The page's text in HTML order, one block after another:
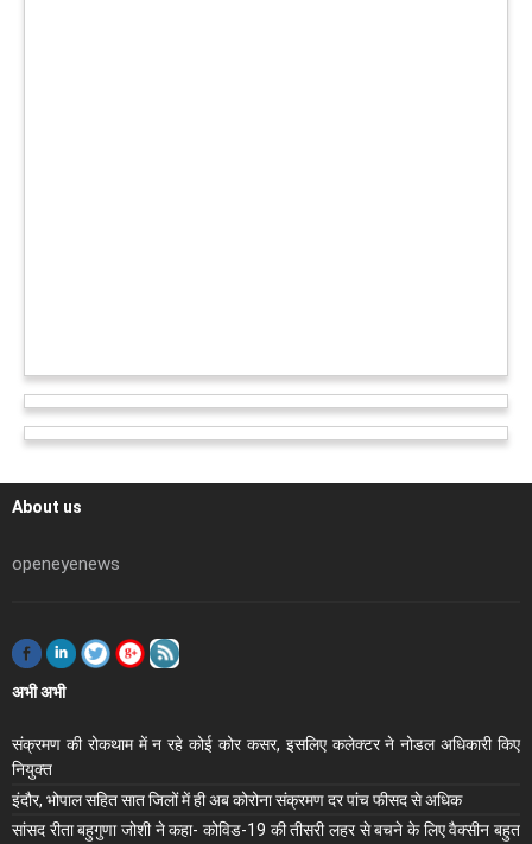
About us
openeyenews
अभी अभी
संक्रमण की रोकथाम में न रहे कोई कोर कसर, इसलिए कलेक्‍टर ने नोडल अधिकारी किए
नियुक्‍त
इंदौर, भोपाल सहित सात जिलों में ही अब कोरोना संक्रमण दर पांच फीसद से अधिक
सांसद रीता बहुगुणा जोशी ने कहा- कोविड-19 की तीसरी लहर से बचने के लिए वैक्सीन बहुत